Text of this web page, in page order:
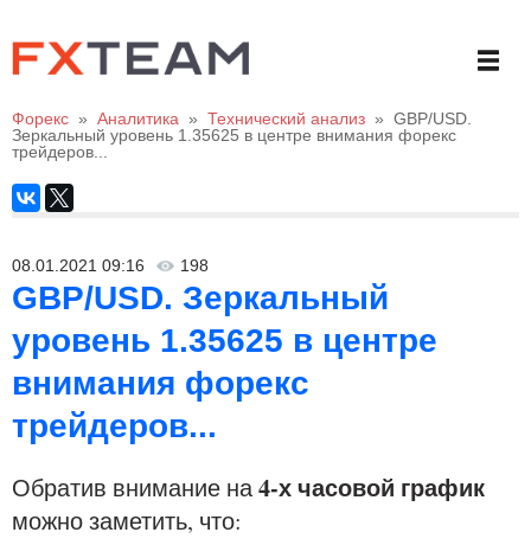
Форекс » Аналитика » Технический анализ » GBP/USD.
Зеркальный уровень 1.35625 в центре внимания форекс
трейдеров...
08.01.2021 09:16 198
GBP/USD. Зеркальный
уровень 1.35625 в центре
внимания форекс
трейдеров...
Обратив внимание на4-х часовой график
можно заметить, что: